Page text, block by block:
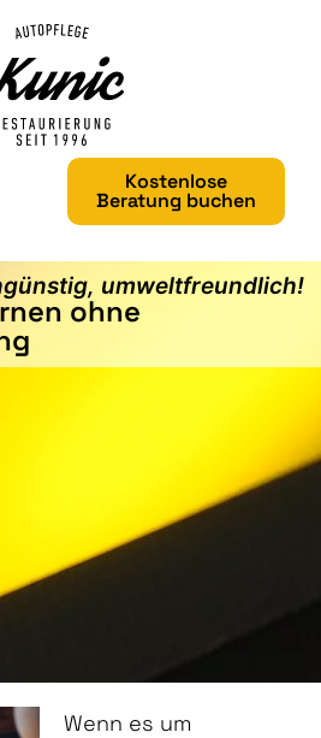
Kostenlose
Beratung buchen
umweltfreundlich!
ohne
Wenn es um